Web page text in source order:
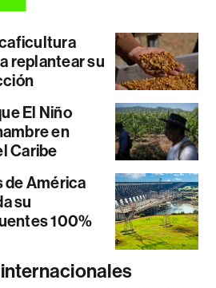
caficultura
replantear su
El Niño
en
Caribe
de América
su
100%